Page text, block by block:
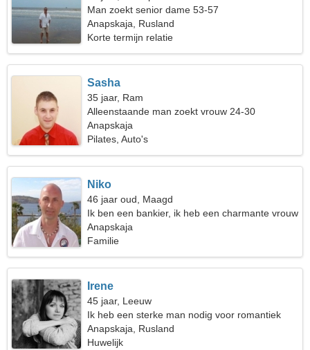
Man zoekt senior dame 53-57
Anapskaja, Rusland
Korte termijn relatie
Sasha
35 jaar, Ram
Alleenstaande man zoekt vrouw 24-30
Anapskaja
Pilates, Auto's
Niko
46 jaar oud, Maagd
Ik ben een bankier, ik heb een charmante vrouw
nodig
Anapskaja
Familie
Irene
45 jaar, Leeuw
Ik heb een sterke man nodig voor romantiek
Anapskaja, Rusland
Huwelijk